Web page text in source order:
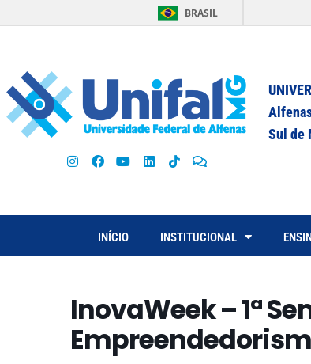
BRASIL
Sul de
INÍCIO INSTITUCIONAL
InovaWeek – 1ª